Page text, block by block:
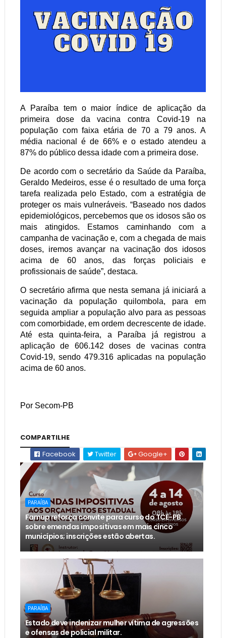
A Paraíba tem o maior índice de aplicação da
primeira dose da vacina contra Covid-19 na
população com faixa etária de 70 a 79 anos. A
média nacional é de 66% e o estado atendeu a
87% do público dessa idade com a primeira dose.
De acordo com o secretário da Saúde da Paraíba,
Geraldo Medeiros, esse é o resultado de uma força
tarefa realizada pelo Estado, com a estratégia de
proteger os mais vulneráveis. “Baseado nos dados
epidemiológicos, percebemos que os idosos são os
mais atingidos. Estamos caminhando com a
campanha de vacinação e, com a chegada de mais
doses, iremos avançar na vacinação dos idosos
acima de 60 anos, das forças policiais e
profissionais de saúde”, destaca.
O secretário afirma que nesta semana já iniciará a
vacinação da população quilombola, para em
seguida ampliar a população alvo para as pessoas
com comorbidade, em ordem decrescente de idade.
Até esta quinta-feira, a Paraíba já registrou a
aplicação de 606.142 doses de vacinas contra
Covid-19, sendo 479.316 aplicadas na população
acima de 60 anos.
Por Secom-PB
COMPARTILHE
Facebook
Twitter Google+
PARAÍBA
Famup reforça convite para curso do TCE-PB
sobre emendas impositivas em mais cinco
municípios; inscrições estão abertas.
PARAÍBA
Estado deve indenizar mulher vítima de agressões
e ofensas de policial militar.